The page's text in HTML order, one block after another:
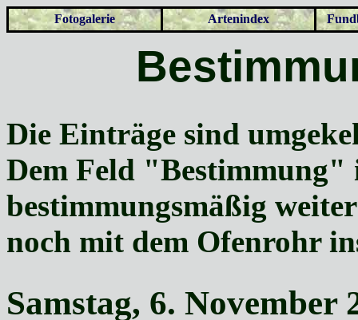
Fotogalerie Artenindex
Die Einträge sind
Dem Feld "Bestimmung"
bestimmungsmäßig
noch mit dem Ofenrohr
Samstag, 6. November